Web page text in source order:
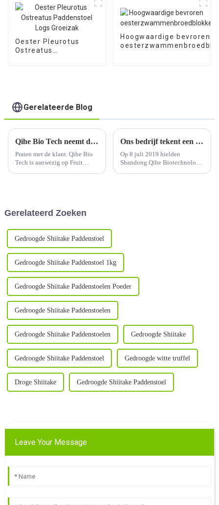
Oester Pleurotus
Ostreatus
Hoogwaardige bevroren
Gerelateerde Blog
Qihe Bio Tech neemt deel aan Fruit Logistica Berlin 2020.
Praten met de klant. Qihe Bio
Tech is aanwezig op Fruit
de klant. Th...
Ons bedrijf tekent een agentuurovereenkomst met Korea MODERNDAY Company
Op 8 juli 2019 hielden
Shandong Qihe Biotechnology
Gerelateerd Zoeken
Gedroogde Shiitake Paddenstoel
Gedroogde Shiitake Paddenstoel 1kg
Gedroogde Shiitake Paddenstoelen Poeder
Gedroogde Shiitake Paddenstoelen
Gedroogde Shiitake Paddenstoelen Gedroogde Shiitake
Gedroogde Shiitake Paddenstoel Gedroogde witte truffel
Droge Shiitake Gedroogde Shiitake Paddenstoel
Leave Your Message